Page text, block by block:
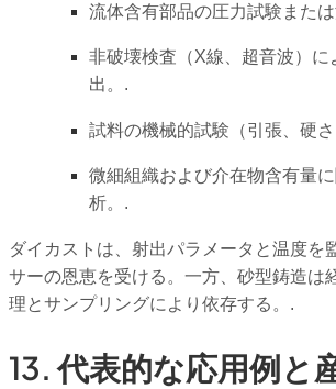
流体含有部品の圧力試験また
非破壊検査（X線、超音波）に
出。.
試料の機械的試験（引張、硬
微細組織および介在物含有量
析。.
ダイカストは、射出パラメータと温度を
サーの恩恵を受ける。一方、砂型鋳造は
理とサンプリングにより依存する。.
13. 代表的な応用例と